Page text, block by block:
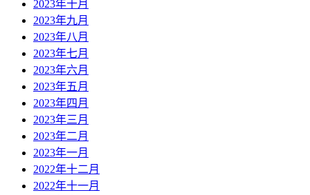
2023年十月
2023年九月
2023年八月
2023年七月
2023年六月
2023年五月
2023年四月
2023年三月
2023年二月
2023年一月
2022年十二月
2022年十一月